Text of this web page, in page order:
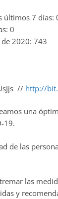
últimos 7 días:
0
2020: 743
// http://
una
19.
de las
las
y